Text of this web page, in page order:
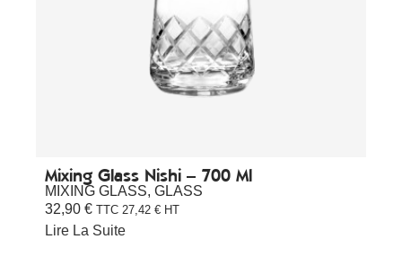
Mixing Glass Nishi – 700 Ml
MIXING GLASS, GLASS
32,90 € TTC 27,42 € HT
Lire La Suite